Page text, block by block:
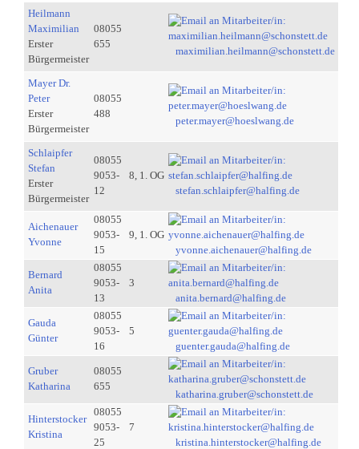
Heilmann
Maximilian
Erster
Bürgermeister
08055
655
maximilian.heilmann@schonstett.de
Mayer Dr.
Peter
Erster
Bürgermeister
08055
488
peter.mayer@hoeslwang.de
Schlaipfer
Stefan
Erster
Bürgermeister
08055
9053-
12
8, 1. OG
stefan.schlaipfer@halfing.de
Aichenauer
Yvonne
08055
9053-
15
9, 1. OG
yvonne.aichenauer@halfing.de
Bernard
Anita
08055
9053-
13
3
anita.bernard@halfing.de
Gauda
Günter
08055
9053-
16
5
guenter.gauda@halfing.de
Gruber
Katharina
08055
655
katharina.gruber@schonstett.de
Hinterstocker
Kristina
08055
9053-
25
7
kristina.hinterstocker@halfing.de